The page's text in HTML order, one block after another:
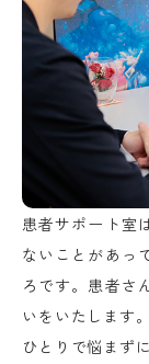
患者サポート室
ないことがあっ
ろです。患者さ
いをいたします。
ひとりで悩まず